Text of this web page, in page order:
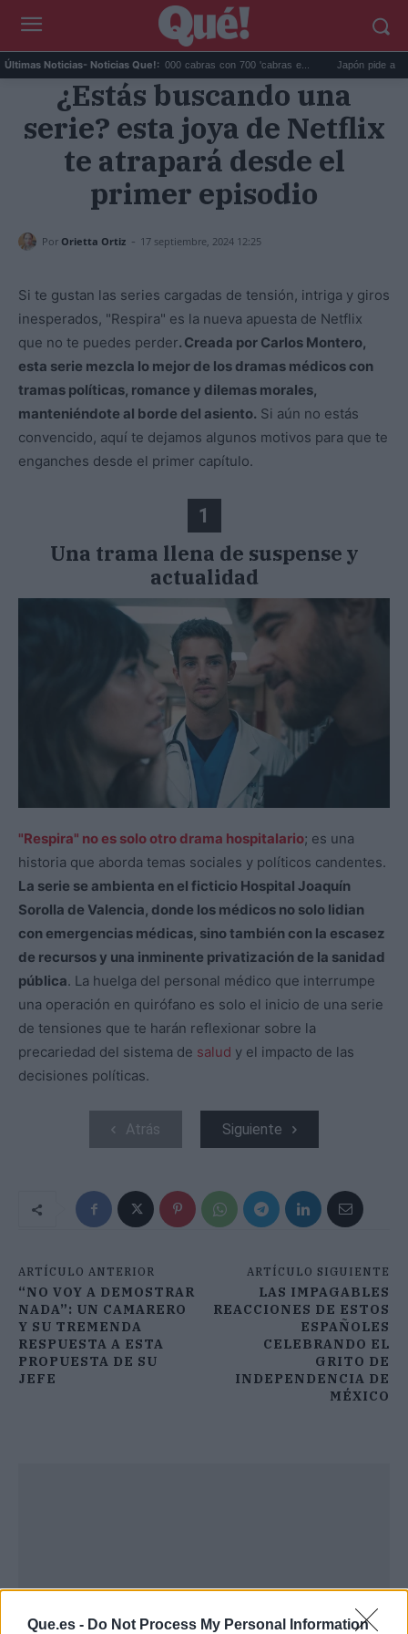
Que.es - Do Not Process My Personal Information
Últimas Noticias- Noticias Que!:
Galápagos eliminó 140.000 cabras con 700 'cabras e... Japón pide a
¿Estás buscando una
serie? esta joya de Netflix
te atrapará desde el
primer episodio
Por Orietta Ortiz - 17 septiembre, 2024 12:25
Si te gustan las series cargadas de tensión, intriga y giros
inesperados, "Respira" es la nueva apuesta de Netflix
que no te puedes perder. Creada por Carlos Montero,
esta serie mezcla lo mejor de los dramas médicos con
tramas políticas, romance y dilemas morales,
manteniéndote al borde del asiento. Si aún no estás
convencido, aquí te dejamos algunos motivos para que te
enganches desde el primer capítulo.
1
Una trama llena de suspense y
actualidad
"Respira" no es solo otro drama hospitalario; es una
historia que aborda temas sociales y políticos candentes.
La serie se ambienta en el ficticio Hospital Joaquín
Sorolla de Valencia, donde los médicos no solo lidian
con emergencias médicas, sino también con la escasez
de recursos y una inminente privatización de la sanidad
pública. La huelga del personal médico que interrumpe
una operación en quirófano es solo el inicio de una serie
de tensiones que te harán reflexionar sobre la
precariedad del sistema de salud y el impacto de las
decisiones políticas.
Atrás Siguiente
ARTÍCULO ANTERIOR
“NO VOY A DEMOSTRAR
NADA”: UN CAMARERO
Y SU TREMENDA
RESPUESTA A ESTA
PROPUESTA DE SU
JEFE
ARTÍCULO SIGUIENTE
LAS IMPAGABLES
REACCIONES DE ESTOS
ESPAÑOLES
CELEBRANDO EL
GRITO DE
INDEPENDENCIA DE
MÉXICO